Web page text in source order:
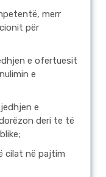
merr
për
e ofertuesit
e
e
deri te të
cilat në pajtim